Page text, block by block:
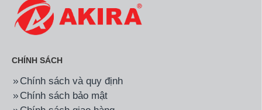
CHÍNH SÁCH
Chính sách và quy định
Chính sách bảo mật